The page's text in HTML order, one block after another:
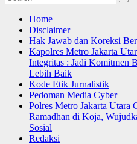
Home
Disclaimer
Hak Jawab dan Koreksi
Kapolres Metro Jakarta
Integritas : Jadi Komitmen
Lebih Baik
Kode Etik Jurnalistik
Pedoman Media Cyber
Polres Metro Jakarta Utara
Ramadhan di Koja,
Sosial
Redaksi